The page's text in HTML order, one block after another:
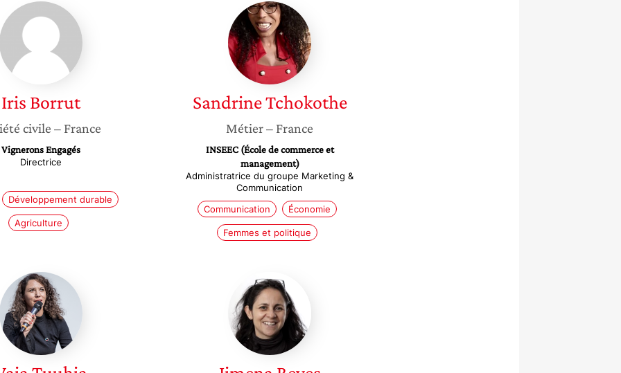
Iris
Borrut
Iris Borrut
civile – France
Vignerons Engagés
Directrice
Développement durable
Agriculture
Sandrine
Tchokothe
SandrineTchokothe
Métier– France
INSEEC (École de commerce et
management)
Administratrice du groupe Marketing &
Communication
Communication
Économie
Femmes et politique
Vaia
Tuuhia
Jimena
Reyes